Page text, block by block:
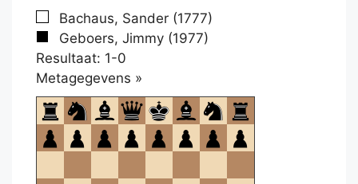
Bachaus, Sander (1777)
Geboers, Jimmy (1977)
Resultaat: 1-0
Metagegevens »
om
te
openen.